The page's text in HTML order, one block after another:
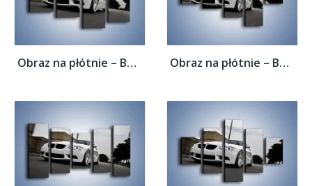
Obraz na płótnie – BMW M3 E92 Tuning –... Obraz na płótnie – BMW M3 E92 Tuning –...